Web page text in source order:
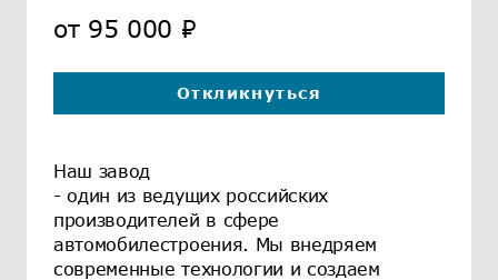
от 95 000 ₽
Откликнуться
Наш завод
- один из ведущих российских
производителей в сфере
автомобилестроения. Мы внедряем
современные технологии и создаем